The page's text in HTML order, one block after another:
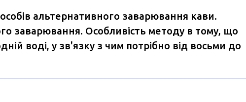
альтернативного заварювання кави.
заварювання. Особливість методу в тому, що
воді, у зв'язку з чим потрібно від восьми до